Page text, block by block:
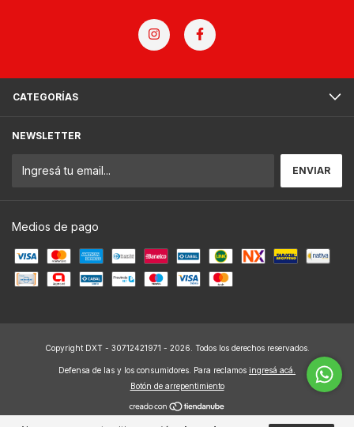
CATEGORÍAS
NEWSLETTER
Medios de pago
Copyright DXT - 30712421971 - 2026. Todos los derechos reservados.
Defensa de las y los consumidores. Para reclamos ingresá acá.
Botón de arrepentimiento